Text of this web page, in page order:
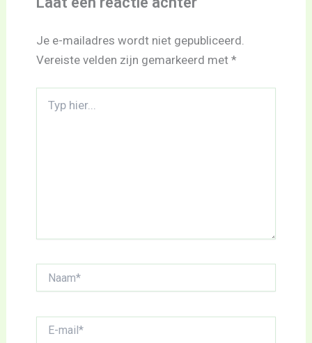
Je e-mailadres wordt niet gepubliceerd.
Vereiste velden zijn gemarkeerd met *
hier...
mail*